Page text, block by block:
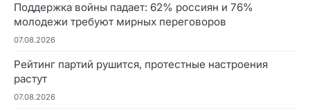
Поддержка войны падает: 62% россиян и 76%
молодежи требуют мирных переговоров
07.08.2026
Рейтинг партий рушится, протестные настроения
растут
07.08.2026